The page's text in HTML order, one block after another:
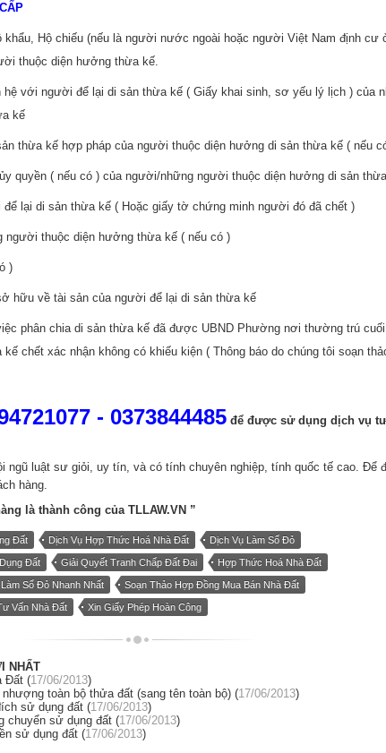
khẩu, Hộ chiếu (nếu là người nước ngoài hoặc người Việt Nam định cư
thuộc diện hưởng thừa kế.
với người để lại di sản thừa kế ( Giấy khai sinh, sơ yếu lý lịch ) của
kế
thừa kế hợp pháp của người thuộc diện hưởng di sản thừa kế ( nếu
quyền ( nếu có ) của người/những người thuộc diện hưởng di sản
lại di sản thừa kế ( Hoặc giấy tờ chứng minh người đó đã chết )
người thuộc diện hưởng thừa kế ( nếu có )
)
hữu về tài sản của người để lại di sản thừa kế
phân chia di sản thừa kế đã được UBND Phường nơi thường trú
chết xác nhận không có khiếu kiện ( Thông báo do chúng tôi soạn
- 0373844485 để được sử dụng dịch vụ
ngũ luật sư giỏi, uy tín, và có tính chuyên nghiệp, tính quốc tế cao. Để
hàng.
là thành công củaTLLAW.VN ”
Đất Dịch Vụ Hợp Thức Hoá Nhà Đất Dịch Vụ Làm Sổ Đỏ
Đất Giải Quyết Tranh Chấp Đất Đai Hợp Thức Hoá Nhà Đất
Làm Sổ Đỏ Nhanh Nhất Soạn Thảo Hợp Đồng Mua Bán Nhà Đất
Vấn Nhà Đất Xin Giấy Phép Hoàn Công
NHẤT
Đất (17/06/2013)
toàn bộ thửa đất (sang tên toàn bộ) (17/06/2013)
sử dụng đất (17/06/2013)
chuyển sử dụng đất (17/06/2013)
sử dụng đất (17/06/2013)